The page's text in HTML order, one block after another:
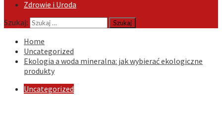
Zdrowie i Uroda
Szukaj:
Home
Uncategorized
Ekologia a woda mineralna: jak wybierać ekologiczne
produkty
Uncategorized